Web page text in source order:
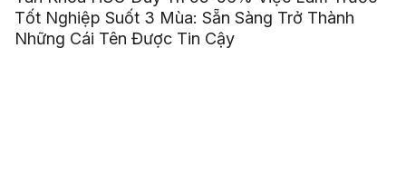
Tốt Nghiệp Suốt 3 Mùa: Sẵn Sàng Trở Thành
Những Cái Tên Được Tin Cậy